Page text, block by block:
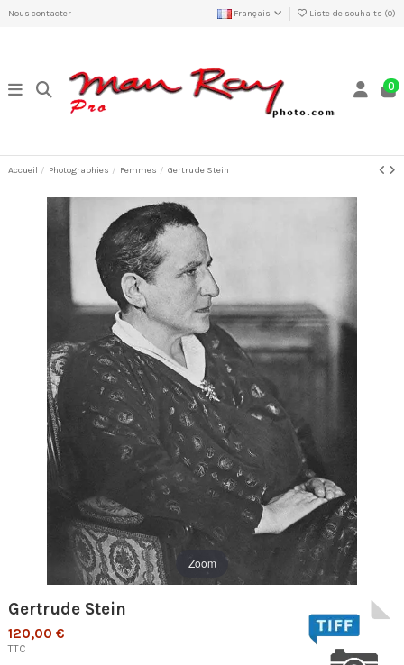
Nous contacter Français Liste de souhaits (0)
0
Accueil Photographies Femmes Gertrude Stein
Zoom
Gertrude Stein
120,00 €
TTC